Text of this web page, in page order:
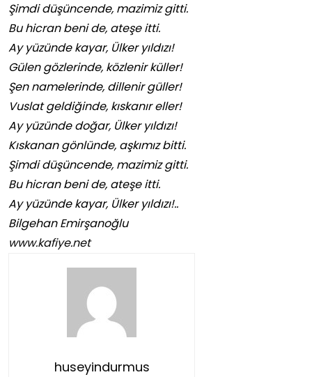
Şimdi düşüncende, mazimiz gitti.
Bu hicran beni de, ateşe itti.
Ay yüzünde kayar, Ülker yıldızı!
Gülen gözlerinde, közlenir küller!
Şen namelerinde, dillenir güller!
Vuslat geldiğinde, kıskanır eller!
Ay yüzünde doğar, Ülker yıldızı!
Kıskanan gönlünde, aşkımız bitti.
Şimdi düşüncende, mazimiz gitti.
Bu hicran beni de, ateşe itti.
Ay yüzünde kayar, Ülker yıldızı!..
Bilgehan Emirşanoğlu
www.kafiye.net
huseyindurmus